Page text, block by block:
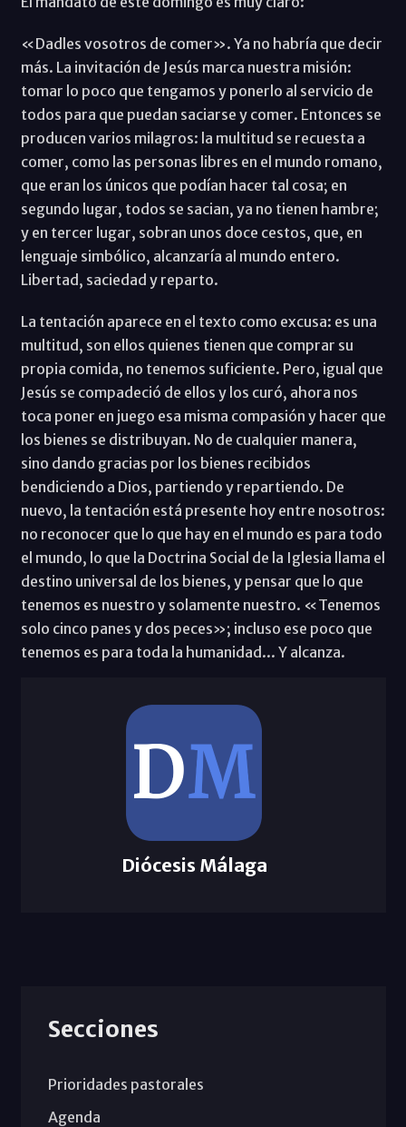
«Dadles vosotros de comer». Ya no habría que decir
más. La invitación de Jesús marca nuestra misión:
tomar lo poco que tengamos y ponerlo al servicio de
todos para que puedan saciarse y comer. Entonces se
producen varios milagros: la multitud se recuesta a
comer, como las personas libres en el mundo romano,
que eran los únicos que podían hacer tal cosa; en
segundo lugar, todos se sacian, ya no tienen hambre;
y en tercer lugar, sobran unos doce cestos, que, en
lenguaje simbólico, alcanzaría al mundo entero.
Libertad, saciedad y reparto.
La tentación aparece en el texto como excusa: es una
multitud, son ellos quienes tienen que comprar su
propia comida, no tenemos suficiente. Pero, igual que
Jesús se compadeció de ellos y los curó, ahora nos
toca poner en juego esa misma compasión y hacer que
los bienes se distribuyan. No de cualquier manera,
sino dando gracias por los bienes recibidos
bendiciendo a Dios, partiendo y repartiendo. De
nuevo, la tentación está presente hoy entre nosotros:
no reconocer que lo que hay en el mundo es para todo
el mundo, lo que la Doctrina Social de la Iglesia llama el
destino universal de los bienes, y pensar que lo que
tenemos es nuestro y solamente nuestro. «Tenemos
solo cinco panes y dos peces»; incluso ese poco que
tenemos es para toda la humanidad... Y alcanza.
Diócesis Málaga
Secciones
Prioridades pastorales
Agenda